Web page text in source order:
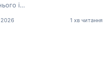
і…
1 хв читання